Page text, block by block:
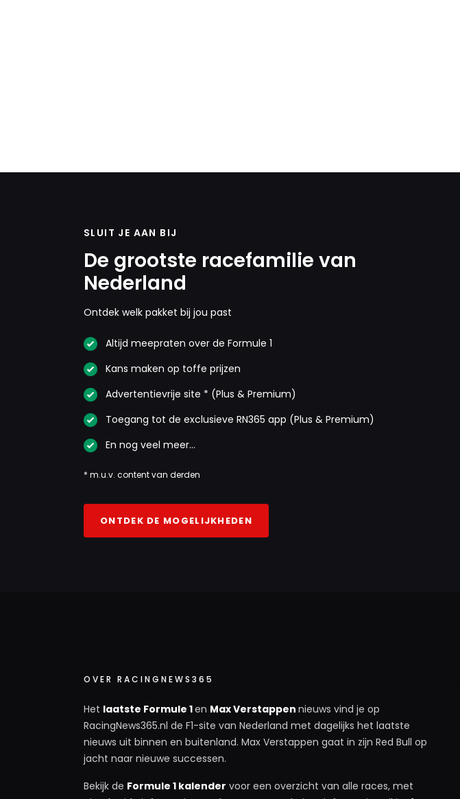
SLUIT JE AAN BIJ
De grootste racefamilie van
Nederland
Ontdek welk pakket bij jou past
Altijd meepraten over de Formule 1
Kans maken op toffe prijzen
Advertentievrije site * (Plus & Premium)
Toegang tot de exclusieve RN365 app (Plus & Premium)
En nog veel meer…
* m.u.v. content van derden
ONTDEK DE MOGELIJKHEDEN
OVER RACINGNEWS365
Het laatste Formule 1en Max Verstappen nieuws vind je op
RacingNews365.nl de F1-site van Nederland met dagelijks het laatste
nieuws uit binnen en buitenland. Max Verstappen gaat in zijn Red Bull op
jacht naar nieuwe successen.
Bekijk de Formule 1 kalender voor een overzicht van alle races, met